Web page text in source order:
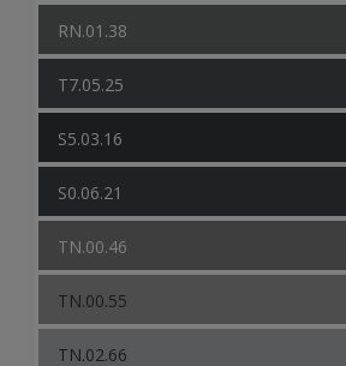
RN.01.38
T7.05.25
S5.03.16
S0.06.21
TN.00.46
TN.00.55
TN.02.66